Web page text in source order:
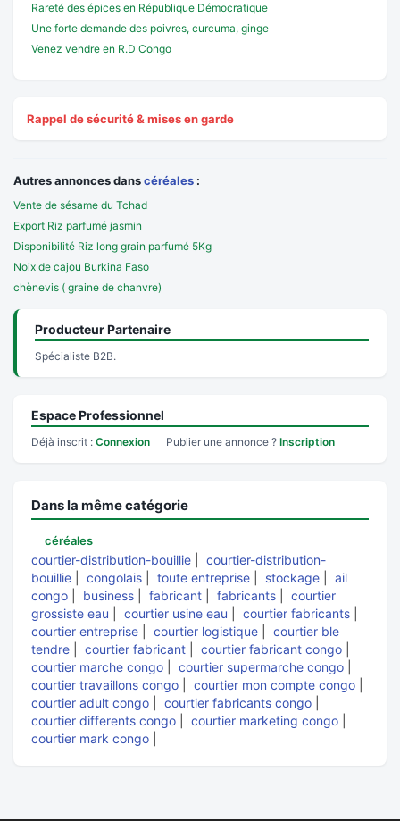
Rareté des épices en République Démocratique
Une forte demande des poivres, curcuma, ginge
Venez vendre en R.D Congo
Rappel de sécurité & mises en garde
Autres annonces danscéréales :
Vente de sésame du Tchad
Export Riz parfumé jasmin
Disponibilité Riz long grain parfumé 5Kg
Noix de cajou Burkina Faso
chènevis ( graine de chanvre)
Producteur Partenaire
Spécialiste B2B.
Espace Professionnel
Déjà inscrit : Connexion Publier une annonce ? Inscription
Dans la même catégorie
céréales
courtier-distribution-bouillie
courtier-distribution-
bouillie
congolais toute entreprise stockage
ail
congo
business fabricant fabricants
courtier
grossiste eau
courtier usine eau courtier fabricants
courtier entreprise
courtier logistique
courtier ble
tendre
courtier fabricant courtier fabricant congo
courtier marche congo
courtier supermarche congo
courtier travaillons congo
courtier mon compte congo
courtier adult congo
courtier fabricants congo
courtier differents congo
courtier marketing congo
courtier mark congo